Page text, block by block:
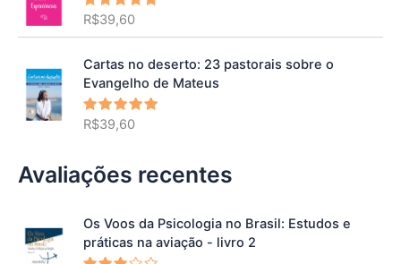
Avaliação
de 5
R$39,60
Cartas no deserto: 23 pastorais sobre o
Evangelho de Mateus
Avaliação
de 5
R$39,60
Avaliações recentes
Os Voos da Psicologia no Brasil: Estudos e
práticas na aviação - livro 2